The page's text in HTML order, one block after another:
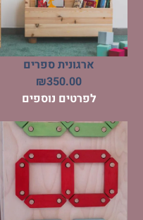
ארגונית ספרים
₪350.00
לפרטים נוספים